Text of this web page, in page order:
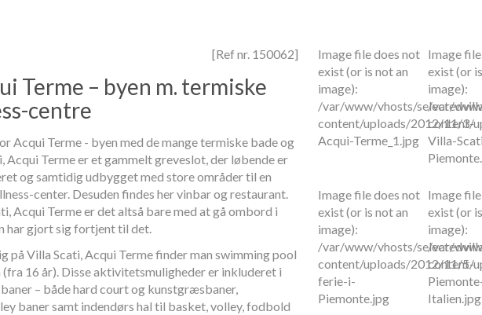
[Ref nr. 150062]
Terme – byen m. termiske
centre
Acqui Terme - byen med de mange termiske bade og
Acqui Terme er et gammelt greveslot, der løbende er
og samtidig udbygget med store områder til en
center. Desuden findes her vinbar og restaurant.
Acqui Terme er det altså bare med at gå ombord i
har gjort sig fortjent til det.
på Villa Scati, Acqui Terme finder man swimming pool
16 år). Disse aktivitetsmuligheder er inkluderet i
– både hard court og kunstgræsbaner,
baner samt indendørs hal til basket, volley, fodbold
Image file does not
exist (or is not an
image):
/var/www/vhosts/
content/uploads/2012/11/3-
Acqui-Terme_1.jpg
Image
exist (or
image):
/var/
content/
Villa-
Image file does not
exist (or is not an
image):
/var/www/vhosts/
content/uploads/2012/11/5-
ferie-i-
Piemonte.jpg
Image
exist (or
image):
/var/
content/
Italien.jpg